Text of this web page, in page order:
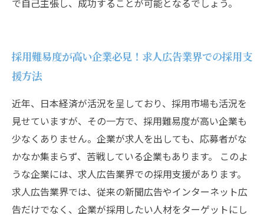
で自己主張し、成功することが可能となるでしょう。
採用難易度が高い企業必見！求人広告業界での採用支
援方法
近年、日本経済が活況を呈しており、採用市場も活況を
見せていますが、その一方で、採用難易度が高い企業も
少なくありません。企業が求人を出しても、応募者がな
かなか集まらず、苦戦している企業もあります。 このよ
うな企業には、求人広告業界での採用支援があります。
求人広告業界では、従来の新聞広告やインターネット広
告だけでなく、企業が採用したい人材をターゲットにし